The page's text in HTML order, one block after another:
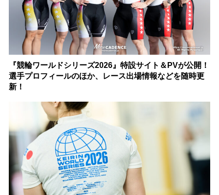
『競輪ワールドシリーズ2026』特設サイト＆PVが公開！
選手プロフィールのほか、レース出場情報などを随時更
新！